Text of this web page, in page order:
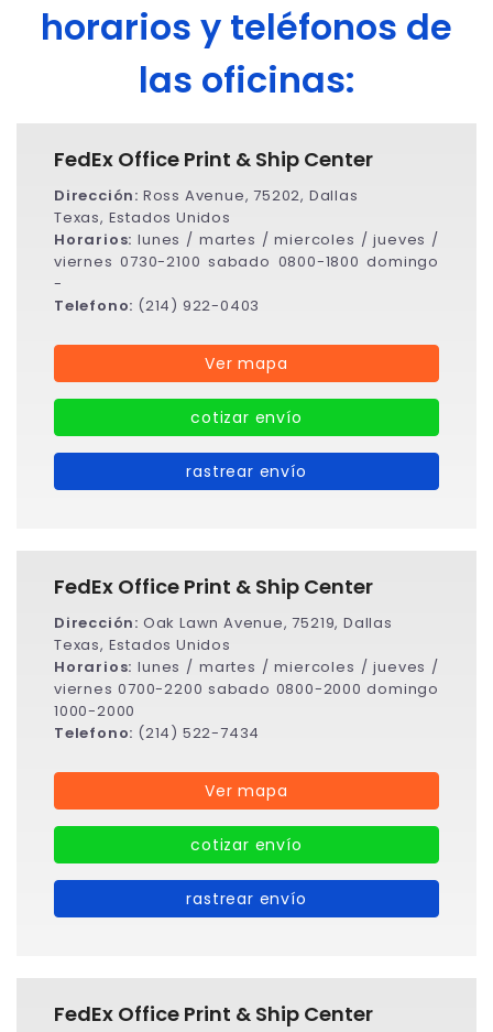
horarios y teléfonos de
las oficinas:
FedEx Office Print & Ship Center
Dirección: Ross Avenue, 75202, Dallas
Texas, Estados Unidos
Horarios:lunes / martes / miercoles / jueves /
viernes 0730-2100 sabado 0800-1800 domingo
-
Telefono: (214) 922-0403
Ver mapa
cotizar envío
rastrear envío
FedEx Office Print & Ship Center
Dirección: Oak Lawn Avenue, 75219, Dallas
Texas, Estados Unidos
Horarios:lunes / martes / miercoles / jueves /
viernes 0700-2200 sabado 0800-2000 domingo
1000-2000
Telefono: (214) 522-7434
Ver mapa
cotizar envío
rastrear envío
FedEx Office Print & Ship Center